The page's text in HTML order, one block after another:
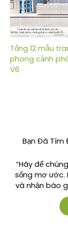
Tổng 12 mẫu
phong cảnh
V6
Bạn Đã Tìm
“Hãy để
sống mơ ước.
và nhận báo